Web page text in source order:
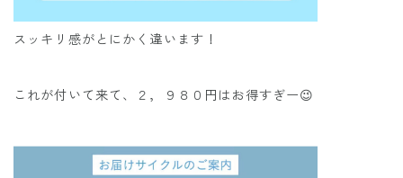
スッキリ感がとにかく違います！
これが付いて来て、２，９８０円はお得すぎー😉